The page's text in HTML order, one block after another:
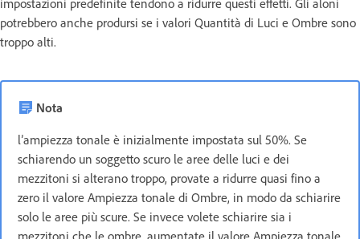
impostazioni predefinite tendono a ridurre questi effetti. Gli aloni
potrebbero anche prodursi se i valori Quantità di Luci e Ombre sono
troppo alti.
Nota
l’ampiezza tonale è inizialmente impostata sul 50%. Se
schiarendo un soggetto scuro le aree delle luci e dei
mezzitoni si alterano troppo, provate a ridurre quasi fino a
zero il valore Ampiezza tonale di Ombre, in modo da schiarire
solo le aree più scure. Se invece volete schiarire sia i